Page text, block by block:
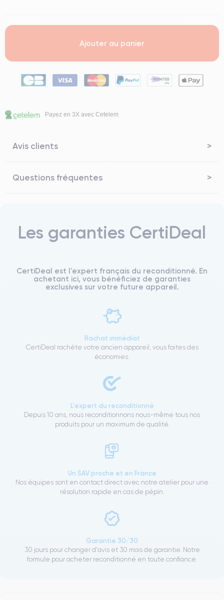
Ajouter au panier
Payez en 3X avec Cetelem
Avis clients
Questions fréquentes
Les garanties CertiDeal
CertiDeal est l'expert français du reconditionné. En
achetant ici, vous bénéficiez de garanties
exclusives sur votre future appareil.
Rachat immédiat
CertiDeal rachète votre ancien appareil, vous faites des
économies.
L'expert du reconditionné
Depuis 10 ans, nous reconditionnons nous-même tous nos
produits pour un maximum de qualité.
Un SAV proche et en France
Nos équipes sont en contact direct avec notre atelier pour une
résolution rapide en cas de pépin.
Garantie 30/30
30 jours pour changer d'avis et 30 mois de garantie. Notre
formule pour acheter reconditionné en toute confiance.